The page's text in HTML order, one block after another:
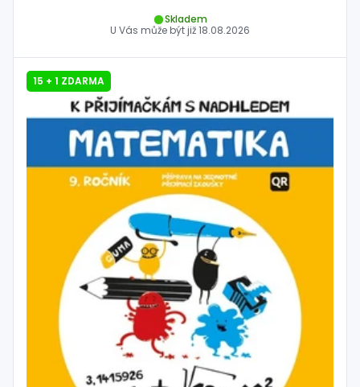
Skladem
U Vás může být již18.08.2026
15 + 1 ZDARMA